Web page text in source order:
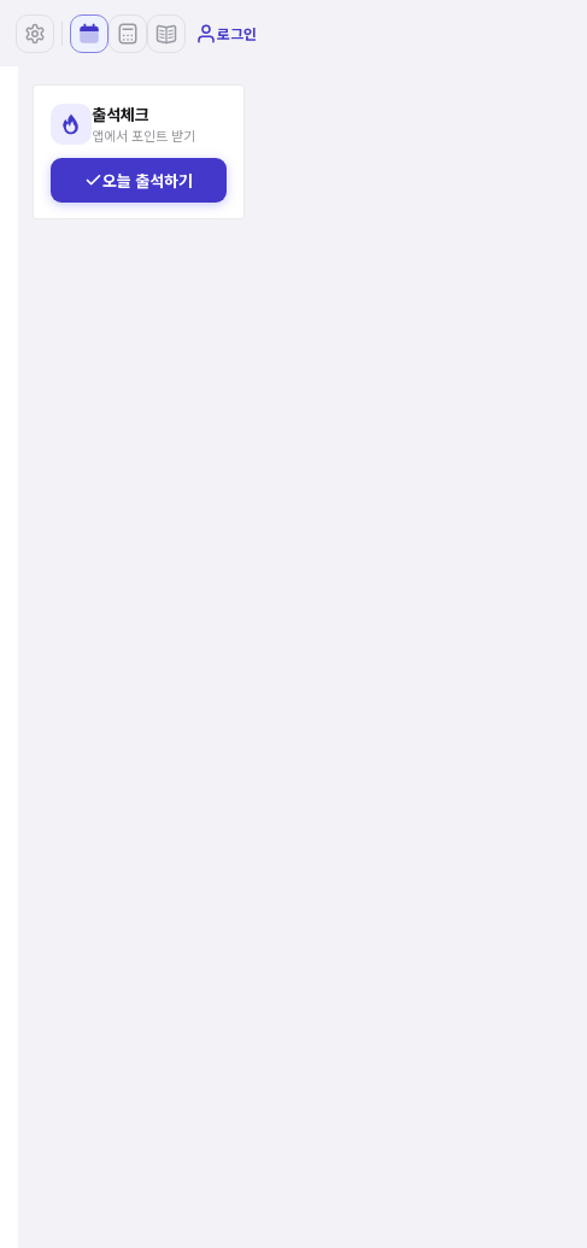
로그인
출석체크
앱에서 포인트 받기
오늘 출석하기